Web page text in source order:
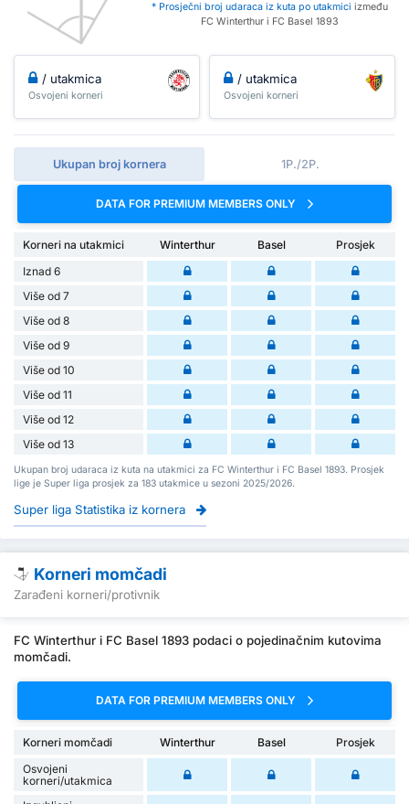
* Prosječni broj udaraca iz kuta po utakmici između
FC Winterthur i FC Basel 1893
/ utakmica
Osvojeni korneri
/ utakmica
Osvojeni korneri
Ukupan broj kornera 1P./2P.
DATA FOR PREMIUM MEMBERS ONLY
Korneri na utakmici Winterthur Basel
Prosjek
Iznad 6
Više od 7
Više od 8
Više od 9
Više od 10
Više od 11
Više od 12
Više od 13
Ukupan broj udaraca iz kuta na utakmici za FC Winterthur i FC Basel 1893. Prosjek
lige je Super liga prosjek za 183 utakmice u sezoni 2025/2026.
Super liga Statistika iz kornera
Korneri momčadi
Zarađeni korneri/protivnik
FC Winterthur i FC Basel 1893 podaci o pojedinačnim kutovima
momčadi.
DATA FOR PREMIUM MEMBERS ONLY
Korneri momčadi Winterthur Basel
Prosjek
Osvojeni
korneri/utakmica